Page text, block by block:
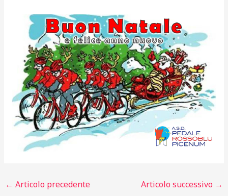
← Articolo precedente Articolo successivo →